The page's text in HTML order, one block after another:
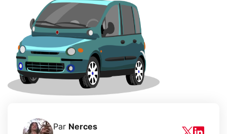
Par Nerces